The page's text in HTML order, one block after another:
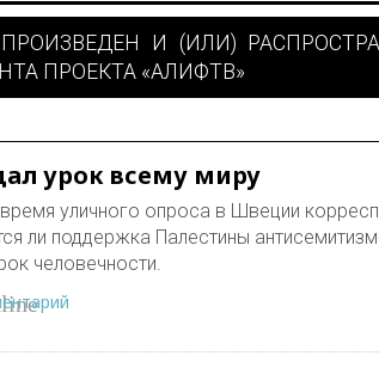
И (ИЛИ)
ПРОЕКТА «АЛИФТВ»
урок всему миру
уличного опроса в Швеции
ли поддержка Палестины
человечности.